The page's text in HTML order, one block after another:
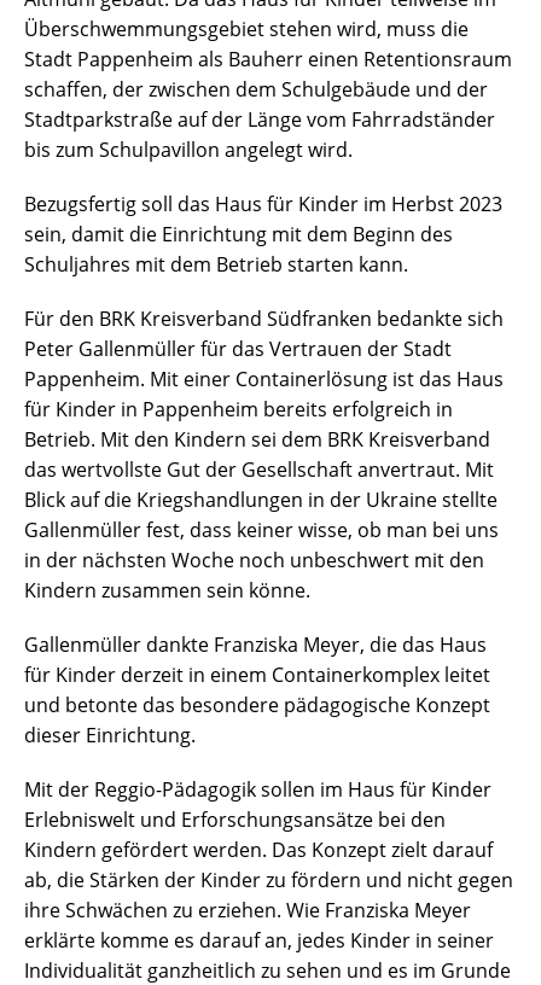
Überschwemmungsgebiet stehen wird, muss die
Stadt Pappenheim als Bauherr einen Retentionsraum
schaffen, der zwischen dem Schulgebäude und der
Stadtparkstraße auf der Länge vom Fahrradständer
bis zum Schulpavillon angelegt wird.
Bezugsfertig soll das Haus für Kinder im Herbst 2023
sein, damit die Einrichtung mit dem Beginn des
Schuljahres mit dem Betrieb starten kann.
Für den BRK Kreisverband Südfranken bedankte sich
Peter Gallenmüller für das Vertrauen der Stadt
Pappenheim. Mit einer Containerlösung ist das Haus
für Kinder in Pappenheim bereits erfolgreich in
Betrieb. Mit den Kindern sei dem BRK Kreisverband
das wertvollste Gut der Gesellschaft anvertraut. Mit
Blick auf die Kriegshandlungen in der Ukraine stellte
Gallenmüller fest, dass keiner wisse, ob man bei uns
in der nächsten Woche noch unbeschwert mit den
Kindern zusammen sein könne.
Gallenmüller dankte Franziska Meyer, die das Haus
für Kinder derzeit in einem Containerkomplex leitet
und betonte das besondere pädagogische Konzept
dieser Einrichtung.
Mit der Reggio-Pädagogik sollen im Haus für Kinder
Erlebniswelt und Erforschungsansätze bei den
Kindern gefördert werden. Das Konzept zielt darauf
ab, die Stärken der Kinder zu fördern und nicht gegen
ihre Schwächen zu erziehen. Wie Franziska Meyer
erklärte komme es darauf an, jedes Kinder in seiner
Individualität ganzheitlich zu sehen und es im Grunde